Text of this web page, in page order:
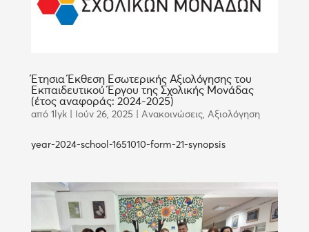
Έτησια Έκθεση Εσωτερικής Αξιολόγησης του
Εκπαιδευτικού Έργου της Σχολικής Μονάδας
(έτος αναφοράς: 2024-2025)
από 1lyk| Ιούν 26, 2025 Ανακοινώσεις, Αξιολόγηση
year-2024-school-1651010-form-21-synopsis